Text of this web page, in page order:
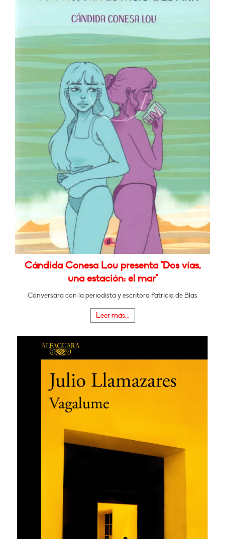
Cándida Conesa Lou presenta "Dos vías,
una estación: el mar"
Conversará con la periodista y escritora Patricia de Blas
Leer más...